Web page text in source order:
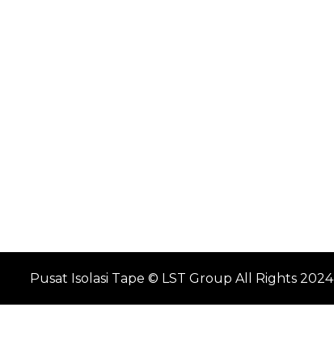
Pusat Isolasi Tape © LST Group All Rights 2024